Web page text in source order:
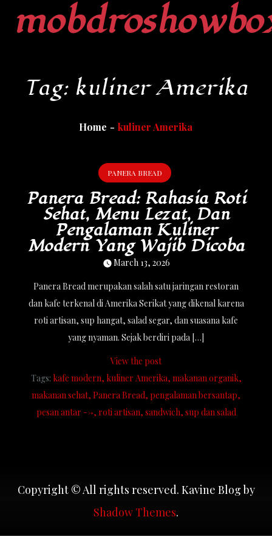
Tag: kuliner Amerika
Home kuliner Amerika
PANERA BREAD
Panera Bread: Rahasia Roti
Sehat, Menu Lezat, Dan
Pengalaman Kuliner
Modern Yang Wajib Dicoba
March 13, 2026
Panera Bread merupakan salah satu jaringan restoran
dan kafe terkenal di Amerika Serikat yang dikenal karena
roti artisan, sup hangat, salad segar, dan suasana kafe
yang nyaman. Sejak berdiri pada […]
View the post
Tags: kafe modern kuliner Amerika makanan organik
makanan sehat Panera Bread pengalaman bersantap
pesan antar --> roti artisan sandwich sup dan salad
Copyright © All rights reserved. Kavine Blog by
Shadow Themes.